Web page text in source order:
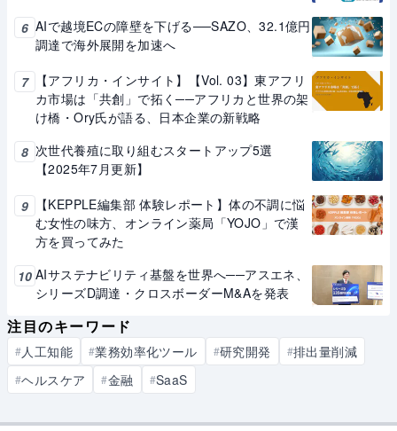
6 AIで越境ECの障壁を下げる──SAZO、32.1億円
調達で海外展開を加速へ
7
【アフリカ・インサイト】【Vol. 03】東アフリ
カ市場は「共創」で拓く──アフリカと世界の架
け橋・Ory氏が語る、日本企業の新戦略
8 次世代養殖に取り組むスタートアップ5選
【2025年7月更新】
9
【KEPPLE編集部 体験レポート】体の不調に悩
む女性の味方、オンライン薬局「YOJO」で漢
方を買ってみた
10 AIサステナビリティ基盤を世界へ──アスエネ、
シリーズD調達・クロスボーダーM&Aを発表
注目のキーワード
#人工知能 #業務効率化ツール #研究開発 #排出量削減
#ヘルスケア #金融 #SaaS